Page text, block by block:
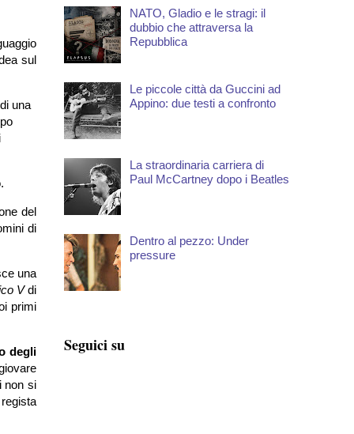
sul
una
del
di
una
Vdi
primi
degli
non si
NATO, Gladio e le stragi: il
dubbio che attraversa la
Repubblica
Le piccole città da Guccini ad
Appino: due testi a confronto
La straordinaria carriera di
Paul McCartney dopo i Beatles
Dentro al pezzo: Under
pressure
Seguici su